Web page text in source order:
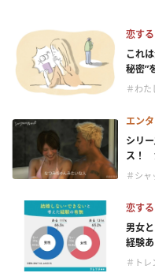
恋する
これ
秘密”
＃わ
エン
シリ
ス！
＃シャ
恋する
男女
経験
＃トレ